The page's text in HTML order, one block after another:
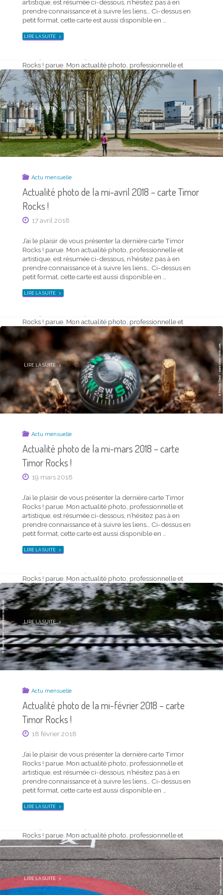
Actualité photo de la mi-janvier 2020 – carte
Timor Rocks !
20 janvier 2020
Rocks ! parue. Mon actualité photo, professionnelle et
artistique, est résumée ci-dessous, n’hésitez pas à en
prendre connaissance et à suivre les liens… Ci-dessus en
petit format, cette carte est aussi disponible en …
LIRE LA SUITE"ACTUALITÉ
PHOTO
DE
LA
MI-
JANVIER
2020
–
CARTE
TIMOR
ROCKS !"
Actu mensuelle
Actualité photo de la mi-décembre 2019 – carte
Timor Rocks !
15 décembre 2019
Rocks ! parue. Mon actualité photo, professionnelle et
artistique, est résumée ci-dessous, n’hésitez pas à en
prendre connaissance et à suivre les liens… Ci-dessus en
petit format, cette carte est aussi disponible en …
LIRE LA SUITE"ACTUALITÉ
PHOTO
DE
LA
MI-
DÉCEMBRE
2019
–
CARTE
TIMOR
ROCKS !"
Actu mensuelle
Actualité photo de la mi-novembre 2019 – carte
Timor Rocks !
19 novembre 2019
Rocks ! parue. Mon actualité photo, professionnelle et
artistique, est résumée ci-dessous, n’hésitez pas à en
prendre connaissance et à suivre les liens… Ci-dessus en
petit format, cette carte est aussi disponible en …
LIRE LA SUITE"ACTUALITÉ
PHOTO
DE
LA
MI-
NOVEMBRE
2019
–
CARTE
TIMOR
ROCKS !"
Actu mensuelle
Actualité photo de la mi-octobre 2019 – carte
Timor Rocks !
18 octobre 2019
Rocks ! parue. Mon actualité photo, professionnelle et
artistique, est résumée ci-dessous, n’hésitez pas à en
prendre connaissance et à suivre les liens… Ci-dessus en
petit format, cette carte est aussi disponible en …
LIRE LA SUITE"ACTUALITÉ
PHOTO
DE
artistique, est résumée ci-dessous, n’hésitez pas à en
prendre connaissance et à suivre les liens… Ci-dessus en
petit format, cette carte est aussi disponible en …
LIRE LA SUITE"ACTUALITÉ
PHOTO
2018
–
CARTE
TIMOR
ROCKS !"
Actu mensuelle
Actualité photo de la mi-avril 2018 – carte Timor
Rocks !
17 avril 2018
J’ai le plaisir de vous présenter la dernière carte Timor
Rocks ! parue. Mon actualité photo, professionnelle et
artistique, est résumée ci-dessous, n’hésitez pas à en
prendre connaissance et à suivre les liens… Ci-dessus en
petit format, cette carte est aussi disponible en …
LIRE LA SUITE"ACTUALITÉ
PHOTO
2018
–
TIMOR
Actu mensuelle
Actualité photo de la mi-mars 2018 – carte
Timor Rocks !
19 mars 2018
J’ai le plaisir de vous présenter la dernière carte Timor
Rocks ! parue. Mon actualité photo, professionnelle et
artistique, est résumée ci-dessous, n’hésitez pas à en
prendre connaissance et à suivre les liens… Ci-dessus en
petit format, cette carte est aussi disponible en …
LIRE LA SUITE"ACTUALITÉ
PHOTO
2018
–
CARTE
TIMOR
ROCKS !"
Actu mensuelle
Actualité photo de la mi-février 2018 – carte
Timor Rocks !
18 février 2018
J’ai le plaisir de vous présenter la dernière carte Timor
Rocks ! parue. Mon actualité photo, professionnelle et
artistique, est résumée ci-dessous, n’hésitez pas à en
prendre connaissance et à suivre les liens… Ci-dessus en
petit format, cette carte est aussi disponible en …
LIRE LA SUITE"ACTUALITÉ
PHOTO
2018
–
CARTE
TIMOR
ROCKS !"